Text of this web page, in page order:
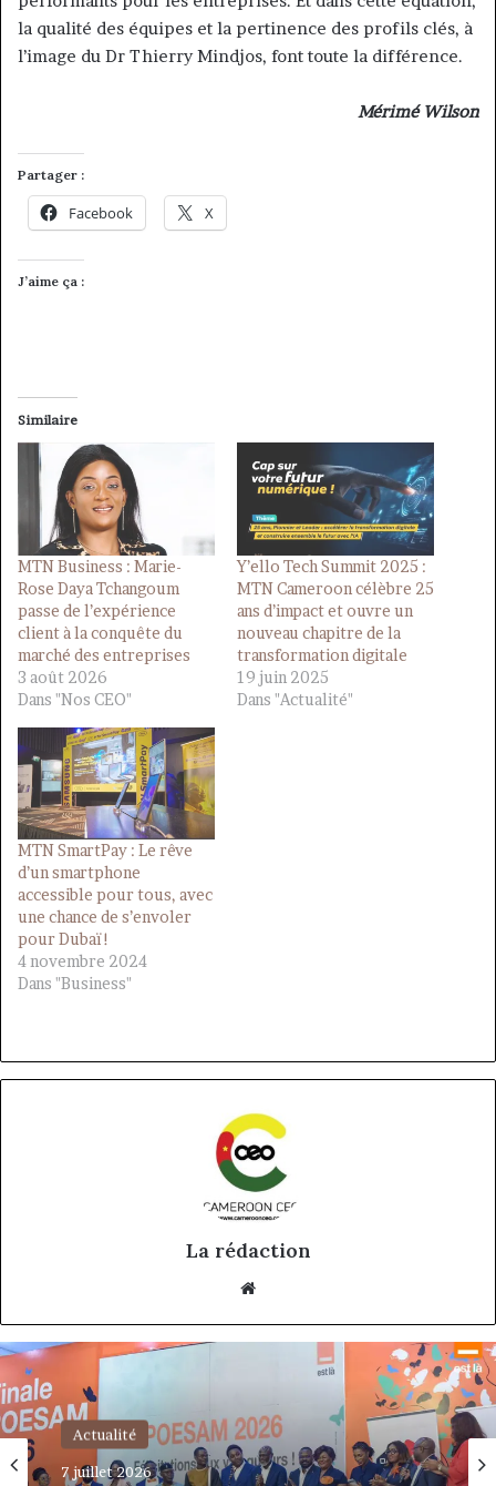
la qualité des équipes et la pertinence des profils clés, à
l’image du Dr Thierry Mindjos, font toute la différence.
Mérimé Wilson
Partager :
Facebook X
J’aime ça :
Similaire
MTN Business : Marie-
Rose Daya Tchangoum
passe de l’expérience
client à la conquête du
marché des entreprises
3 août 2026
Dans "Nos CEO"
Y’ello Tech Summit 2025 :
MTN Cameroon célèbre 25
ans d’impact et ouvre un
nouveau chapitre de la
transformation digitale
19 juin 2025
Dans "Actualité"
MTN SmartPay : Le rêve
d’un smartphone
accessible pour tous, avec
une chance de s’envoler
pour Dubaï !
4 novembre 2024
Dans "Business"
La rédaction
Actualité
4 juillet 2026